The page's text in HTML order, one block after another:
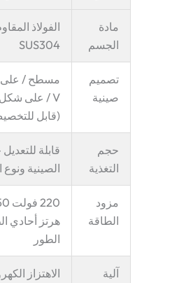
مادة
الجسم
الفولاذ
SUS304
تصميم
صينية
مسطح /
(قابل
حجم
التغذية
قابلة
الصينية ونوع
مزود
الطاقة
هرتز أحادي
الطور
آلية
الاهتزاز